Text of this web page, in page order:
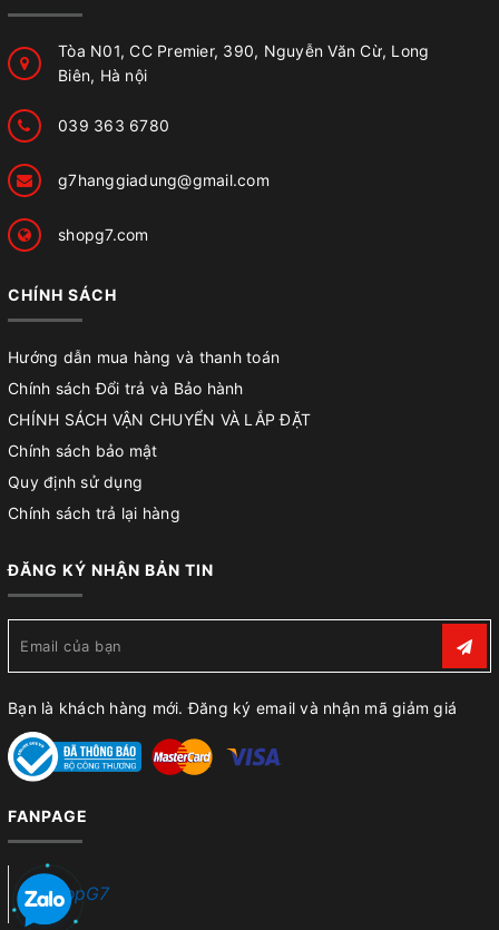
Tòa N01, CC Premier, 390, Nguyễn Văn Cừ, Long
Biên, Hà nội
039 363 6780
g7hanggiadung@gmail.com
shopg7.com
CHÍNH SÁCH
Hướng dẫn mua hàng và thanh toán
Chính sách Đổi trả và Bảo hành
CHÍNH SÁCH VẬN CHUYỂN VÀ LẮP ĐẶT
Chính sách bảo mật
Quy định sử dụng
Chính sách trả lại hàng
ĐĂNG KÝ NHẬN BẢN TIN
Bạn là khách hàng mới. Đăng ký email và nhận mã giảm giá
FANPAGE
ShopG7